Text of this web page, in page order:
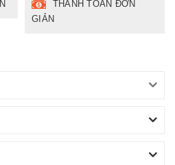
THANH TOÁN ĐƠN
GIẢN